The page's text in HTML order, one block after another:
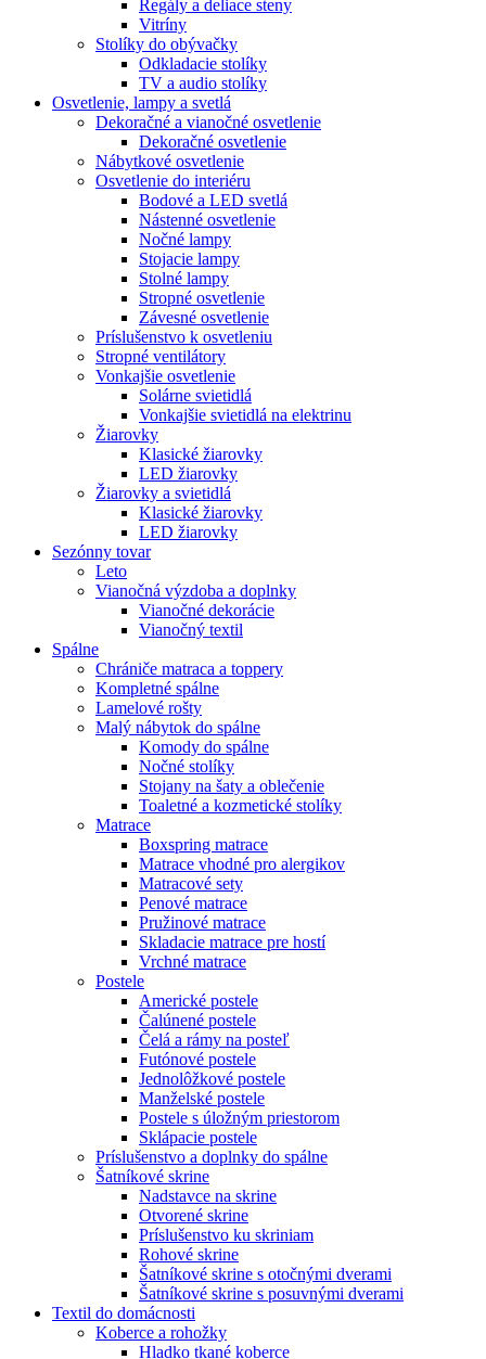
Regály a deliace steny
Vitríny
Stolíky do obývačky
Odkladacie stolíky
TV a audio stolíky
Osvetlenie, lampy a svetlá
Dekoračné a vianočné osvetlenie
Dekoračné osvetlenie
Nábytkové osvetlenie
Osvetlenie do interiéru
Bodové a LED svetlá
Nástenné osvetlenie
Nočné lampy
Stojacie lampy
Stolné lampy
Stropné osvetlenie
Závesné osvetlenie
Príslušenstvo k osvetleniu
Stropné ventilátory
Vonkajšie osvetlenie
Solárne svietidlá
Vonkajšie svietidlá na elektrinu
Žiarovky
Klasické žiarovky
LED žiarovky
Žiarovky a svietidlá
Klasické žiarovky
LED žiarovky
Sezónny tovar
Leto
Vianočná výzdoba a doplnky
Vianočné dekorácie
Vianočný textil
Spálne
Chrániče matraca a toppery
Kompletné spálne
Lamelové rošty
Malý nábytok do spálne
Komody do spálne
Nočné stolíky
Stojany na šaty a oblečenie
Toaletné a kozmetické stolíky
Matrace
Boxspring matrace
Matrace vhodné pro alergikov
Matracové sety
Penové matrace
Pružinové matrace
Skladacie matrace pre hostí
Vrchné matrace
Postele
Americké postele
Čalúnené postele
Čelá a rámy na posteľ
Futónové postele
Jednolôžkové postele
Manželské postele
Postele s úložným priestorom
Sklápacie postele
Príslušenstvo a doplnky do spálne
Šatníkové skrine
Nadstavce na skrine
Otvorené skrine
Príslušenstvo ku skriniam
Rohové skrine
Šatníkové skrine s otočnými dverami
Šatníkové skrine s posuvnými dverami
Textil do domácnosti
Koberce a rohožky
Hladko tkané koberce